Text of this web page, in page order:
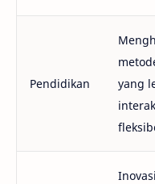
Pendidikan
yang
Inovasi